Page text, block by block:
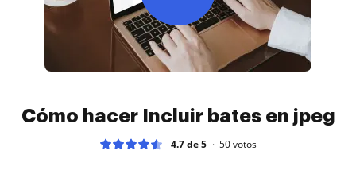
Cómo hacer Incluir bates en jpeg
4.7 de 5 50votos